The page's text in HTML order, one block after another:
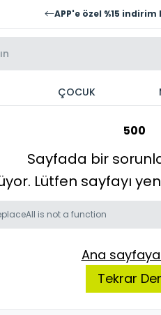
APP'e özel %15 indirim
ÇOCUK
500
Sayfada bir
Lütfen sayfayı
is not a function
Ana
Tekrar